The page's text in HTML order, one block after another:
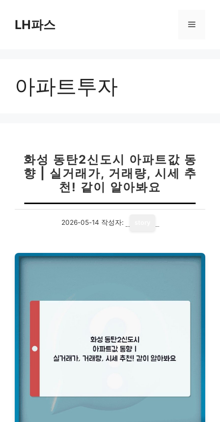
LH파스 메
아파트투자
화성 동탄2신도시 아파트값 동
향 | 실거래가, 거래량, 시세 추
천! 같이 알아봐요
2026-05-14 작성자: